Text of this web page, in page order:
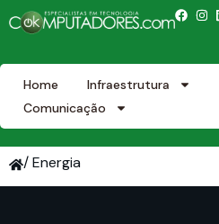
Home Infraestrutura
Comunicação
/ Energia